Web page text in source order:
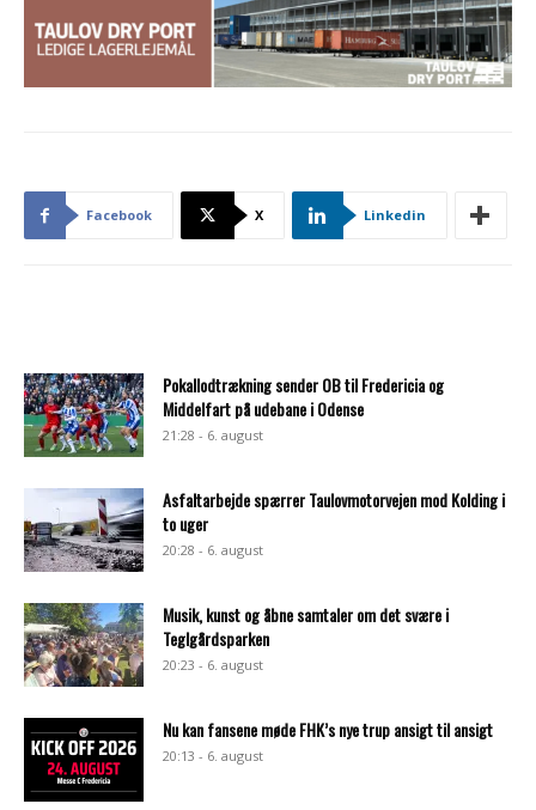
Facebook X Linkedin
Pokallodtrækning sender OB til Fredericia og
Middelfart på udebane i Odense
21:28 - 6. august
Asfaltarbejde spærrer Taulovmotorvejen mod Kolding i
to uger
20:28 - 6. august
Musik, kunst og åbne samtaler om det svære i
Teglgårdsparken
20:23 - 6. august
Nu kan fansene møde FHK’s nye trup ansigt til ansigt
20:13 - 6. august